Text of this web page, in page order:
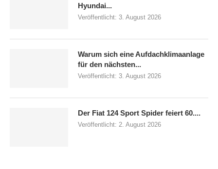
Hyundai...
Veröffentlicht: 3. August 2026
Warum sich eine Aufdachklimaanlage
für den nächsten...
Veröffentlicht: 3. August 2026
Der Fiat 124 Sport Spider feiert 60....
Veröffentlicht: 2. August 2026